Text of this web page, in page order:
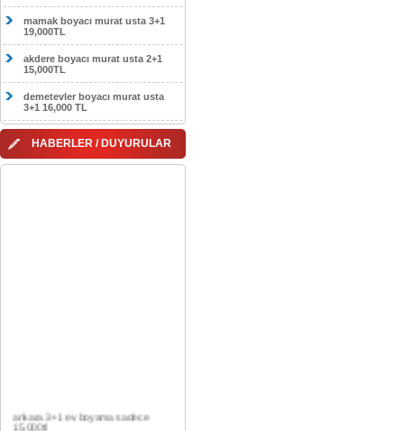
mamak boyacı murat usta 3+1
19,000TL
akdere boyacı murat usta 2+1
15,000TL
demetevler boyacı murat usta
3+1 16,000 TL
HABERLER / DUYURULAR
ERYAMAN BOYA BADANA FİLLİ BOYA